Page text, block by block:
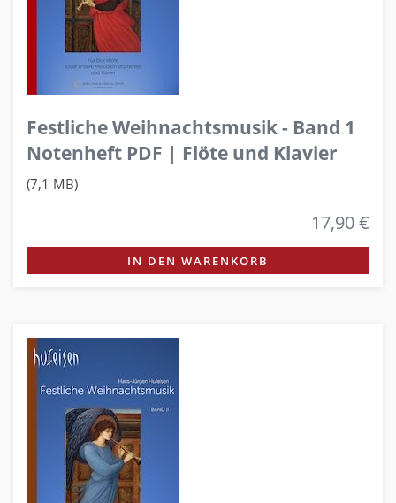
Festliche Weihnachtsmusik - Band 1
Notenheft PDF | Flöte und Klavier
(7,1 MB)
17,90 €
IN DEN WARENKORB